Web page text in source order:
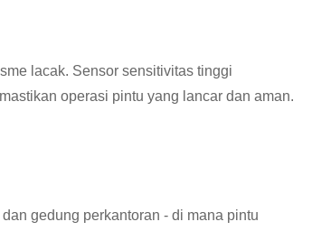
lacak. Sensor sensitivitas tinggi
operasi pintu yang lancar dan aman.
gedung perkantoran - di mana pintu